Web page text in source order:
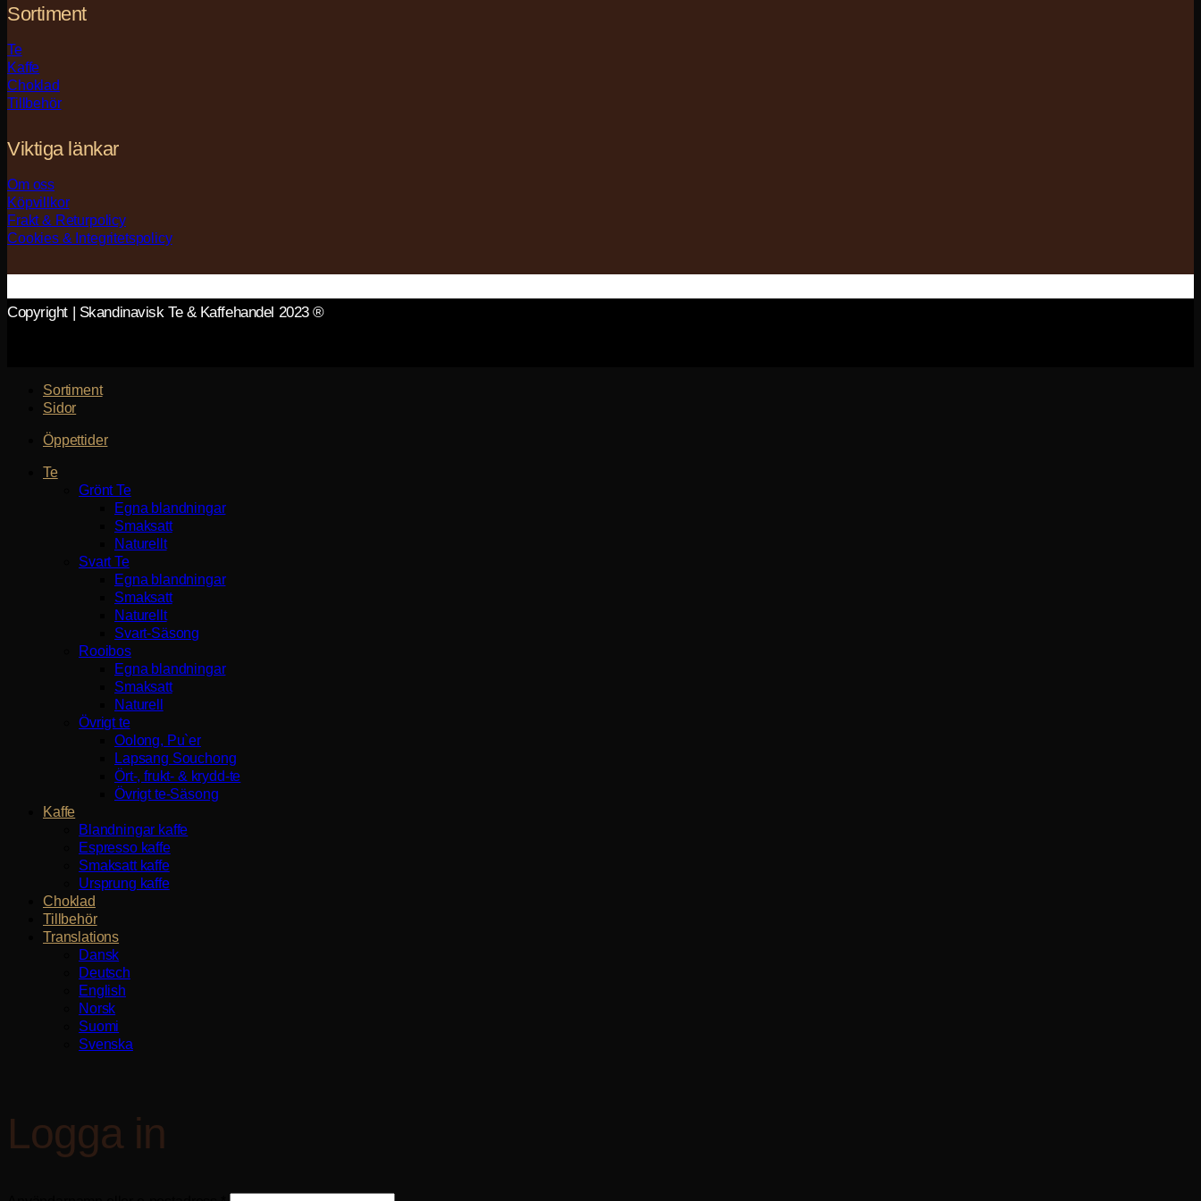
Sortiment
Te
Kaffe
Choklad
Tillbehör
Viktiga länkar
Om oss
Köpvillkor
Frakt & Returpolicy
Cookies & Integritetspolicy
Copyright | Skandinavisk Te & Kaffehandel 2023 ®
Sortiment
Sidor
Öppettider
Te
Grönt Te
Egna blandningar
Smaksatt
Naturellt
Svart Te
Egna blandningar
Smaksatt
Naturellt
Svart-Säsong
Rooibos
Egna blandningar
Smaksatt
Naturell
Övrigt te
Oolong, Pu`er
Lapsang Souchong
Ört-, frukt- & krydd-te
Övrigt te-Säsong
Kaffe
Blandningar kaffe
Espresso kaffe
Smaksatt kaffe
Ursprung kaffe
Choklad
Tillbehör
Translations
Dansk
Deutsch
English
Norsk
Suomi
Svenska
Logga in